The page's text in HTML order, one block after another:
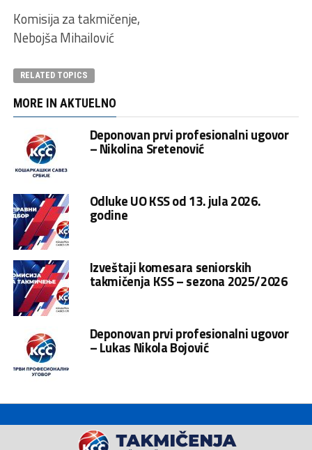
Komisija za takmičenje,
Nebojša Mihailović
RELATED TOPICS
MORE IN AKTUELNO
Deponovan prvi profesionalni ugovor
– Nikolina Sretenović
Odluke UO KSS od 13. jula 2026.
godine
Izveštaji komesara seniorskih
takmičenja KSS – sezona 2025/2026
Deponovan prvi profesionalni ugovor
– Lukas Nikola Bojović